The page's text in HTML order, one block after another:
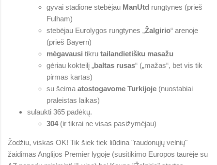
gyvai stadione stebėjau ManUtd rungtynes (prieš
Fulham)
stebėjau Eurolygos rungtynes „Žalgirio“ arenoje
(prieš Bayern)
mėgavausi tikru tailandietišku masažu
gėriau kokteilį „baltas rusas“ („mažas“, bet vis tik
pirmas kartas)
su šeima atostogavome Turkijoje (nuostabiai
praleistas laikas)
sulaukti 365 padėkų.
304(ir tikrai ne visas pasižymėjau)
Žodžiu, viskas OK! Tik šiek tiek liūdina "raudonųjų velnių"
žaidimas Anglijos Premier lygoje (susitikimo Europos taurėje su